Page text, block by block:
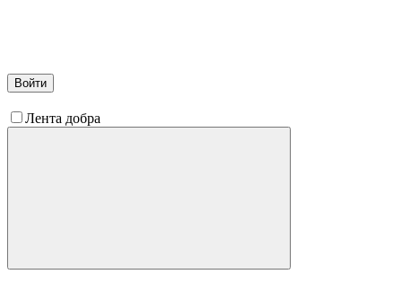
Войти
Лента добра